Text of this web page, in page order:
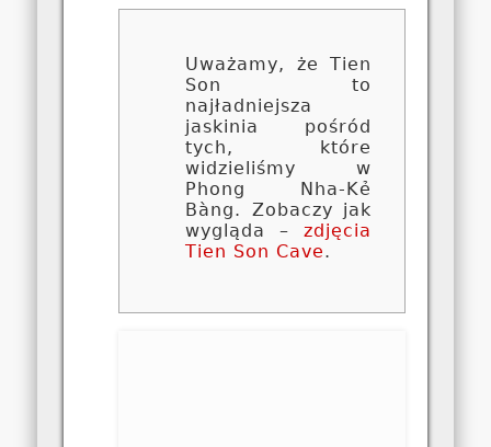
Uważamy, że Tien
Son to
najładniejsza
jaskinia pośród
tych, które
widzieliśmy w
Phong Nha-Kẻ
Bàng. Zobaczy jak
wygląda – zdjęcia
Tien Son Cave.